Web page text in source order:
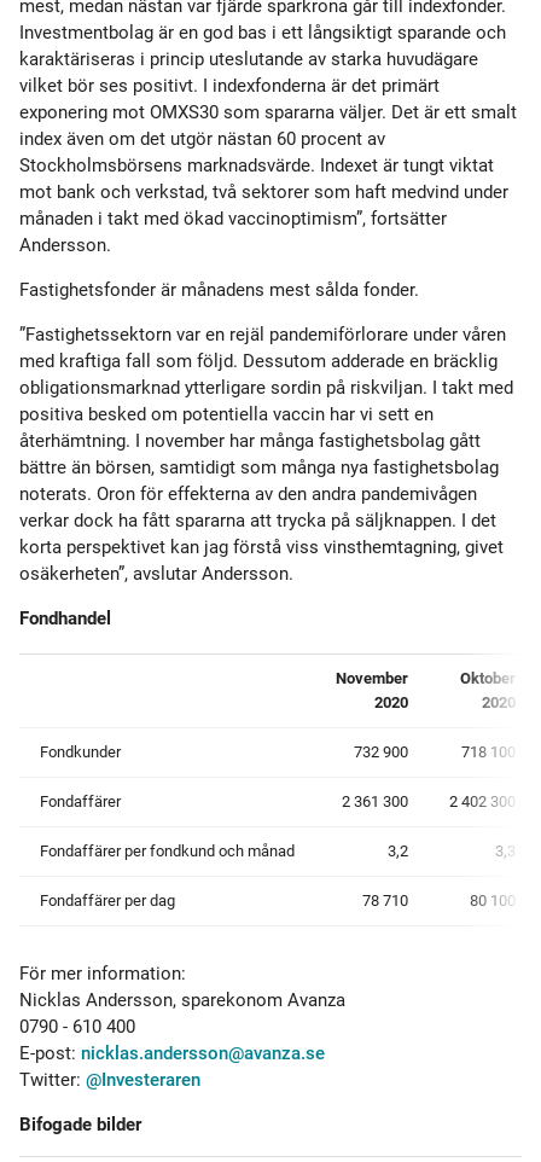
mest, medan nästan var fjärde sparkrona går till indexfonder.
Investmentbolag är en god bas i ett långsiktigt sparande och
karaktäriseras i princip uteslutande av starka huvudägare
vilket bör ses positivt. I indexfonderna är det primärt
exponering mot OMXS30 som spararna väljer. Det är ett smalt
index även om det utgör nästan 60 procent av
Stockholmsbörsens marknadsvärde. Indexet är tungt viktat
mot bank och verkstad, två sektorer som haft medvind under
månaden i takt med ökad vaccinoptimism”, fortsätter
Andersson.
Fastighetsfonder är månadens mest sålda fonder.
”Fastighetssektorn var en rejäl pandemiförlorare under våren
med kraftiga fall som följd. Dessutom adderade en bräcklig
obligationsmarknad ytterligare sordin på riskviljan. I takt med
positiva besked om potentiella vaccin har vi sett en
återhämtning. I november har många fastighetsbolag gått
bättre än börsen, samtidigt som många nya fastighetsbolag
noterats. Oron för effekterna av den andra pandemivågen
verkar dock ha fått spararna att trycka på säljknappen. I det
korta perspektivet kan jag förstå viss vinsthemtagning, givet
osäkerheten”, avslutar Andersson.
Fondhandel
November
2020
Oktober
2020
Fondkunder 732 900 718 100
Fondaffärer 2 361 300 2 402 300
Fondaffärer per fondkund och månad 3,2 3,3
Fondaffärer per dag 78 710 80 100
För mer information:
Nicklas Andersson, sparekonom Avanza
0790 - 610 400
E-post: nicklas.andersson@avanza.se
Twitter: @Investeraren
Bifogade bilder